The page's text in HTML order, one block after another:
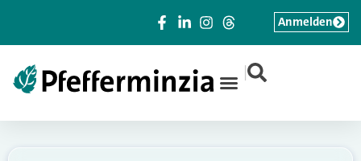
|
Anmelden